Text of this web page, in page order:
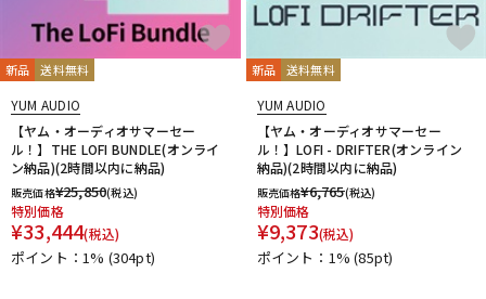
新品 送料無料
YUM AUDIO
【ヤム・オーディオサマーセー
ル！】THE LOFI BUNDLE(オンライ
ン納品)(2時間以内に納品)
販売価格¥25,850(税込)
特別価格
¥33,444(税込)
ポイント：1% (304pt)
新品 送料無料
YUM AUDIO
【ヤム・オーディオサマーセー
ル！】LOFI - DRIFTER(オンライン
納品)(2時間以内に納品)
販売価格¥6,765(税込)
特別価格
¥9,373(税込)
ポイント：1%(85pt)